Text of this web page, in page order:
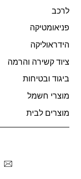
לרכב
פניאומטיקה
הידראוליקה
ציוד קשירה והרמה
ביגוד ובטיחות
מוצרי חשמל
מוצרים לבית